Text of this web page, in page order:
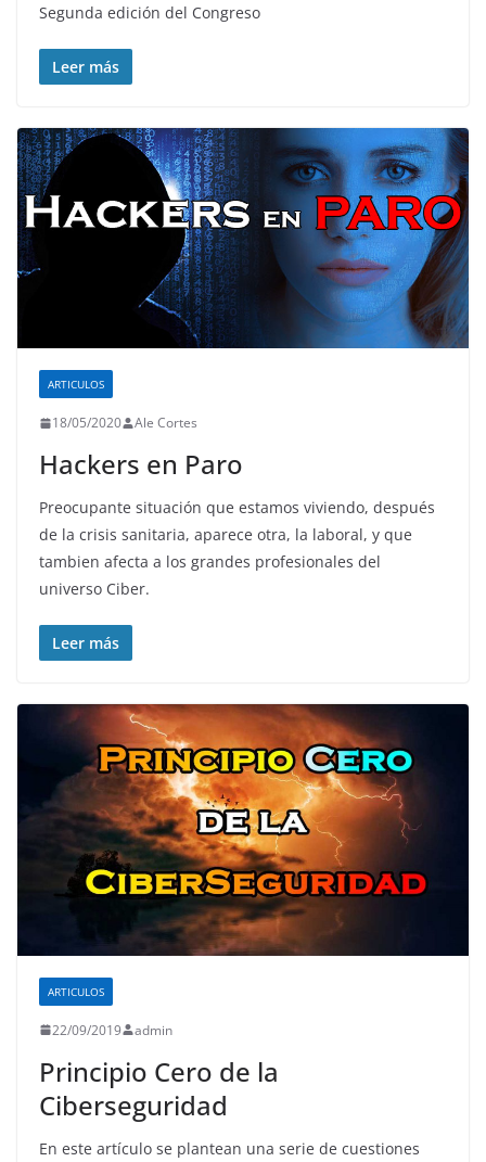
Segunda edición del Congreso
Leer más
ARTICULOS
18/05/2020 Ale Cortes
Hackers en Paro
Preocupante situación que estamos viviendo, después
de la crisis sanitaria, aparece otra, la laboral, y que
tambien afecta a los grandes profesionales del
universo Ciber.
Leer más
ARTICULOS
22/09/2019 admin
Principio Cero de la
Ciberseguridad
En este artículo se plantean una serie de cuestiones